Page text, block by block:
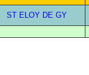
ST ELOY DE GY